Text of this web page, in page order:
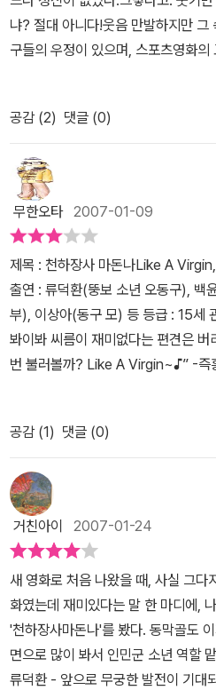
감독!물론 시나리오 작가로서는 상당
출 입봉작인데 (서플에 보면 상당히
너무 수줍어하지도 않으면서쎈 데
칠 수 있는 감독들이라는 생각이 든다.
는 일이 있으면 앞뒤 안 가리고 주먹
소를 당하고, 동구는 자신이 모은 돈
마는 폭력을 쓰는 아버지를 피해 집
고, 동생은 점점 아버지의 성격을 닮
워가며 꿈을 접지 않는 동구. 그런 동
은근슬쩍 이름부터 재능있다는 동구
식). 그리고 씨름부 선배들... 동구의
대로 코믹한 부분을 담당하지만 은연
있게 해 준다.잿밥에 더 관심 있었던
하게 되는 것, 늘 라이벌에게 지기만
벌을 꺾어가는 과정, 아들을 인정할
버지에게 당신과 아들의 차이를 말
아들의 '다름'을 인정하고 '존중'해 주
회에서 상당히 금기된 주제를 다루었
처럼 끝이 났지만, 동구가 끝내 여
럽에서 한껏 차려 입고 노래를 하는
격려해 주는 엄마의 모습이 카메라
의 노력이 여전히 진행되고 있고, 엄
음은 확인할 수 있다.충분하진 않더라
행복을 짐작하며 박수를 보낼 수 있
나.'영화 천하장사 마돈나 보았니? 안
석같은 영화거든.'그 말에 나도
냐? 절대 아니다!웃음 만발하지만 그
구들의 우정이 있으며, 스포츠영화의
잘 만든 영화 한 편이 이제 곧 개봉
나>라는 범상치 않은 제목처럼 이 영
영화의 주인공 동구는 평범한 외모
은 바로 여자가 되는 것!그 꿈을 위
씨름을 하게 된다.마돈나가 되기 위
여자가 되고 싶은 소년이, 여자가 되
의 하나인 씨름을 하게 된다는 이 아
시켜가는 내내 관객들에게 웃음을 안
지언정 그의 꿈을 비웃을 수는 없다.
재료를 요리하는 감독의 솜씨는 훌
을 줄 수도 있는 소재이지만 영화는
한다.꿈을 가진 자가 아름답다는 것.
을까.자신의 꿈을 이루기 위해 노력
의 모습은, 꿈을 잃고 자신을 미워하
중요한 건.. 자기자신이 행복한 거야'
머니의 말이 가슴에 박혔다.우리는 어
랑하며 그 꿈에 다가가고 있는가?정
고 아낄줄 아는 사람이 아닐까 하는
재와 이야기로 안전하게 감독으로
재로 관객을 설득시킬 수 있는 이야
감독님의 기특한(^ ^;) 바람은 이루
이 영화를 올해의 발견으로 꼽기에
화, 너무너무 깜찍하게 웃긴다!얼마
공감 (2) 댓글 (0)
무한오타2007-01-09
제목 : 천하장사 마돈나Like A
출연 : 류덕환(뚱보 소년 오동구), 백
부), 이상아(동구 모) 등 등급 : 15세
봐이봐 씨름이 재미없다는 편견은
번 불러볼까? Like A Virgin~♪” -
조의 시간을 이용해 정말 즐거운 시
은 안면도 행으로 취소했었던 한편의
고 싶다고 해서 보게 된 것이었는데
안하고 재미있게 즐겨볼 수 있었습
는 통통한 소년의 이야기를 조금 소
을 흥얼흥얼 거리며 화장을 하고 있
작의 문을 열게 됩니다. 그렇게 시간
제법 많이 큰 듯한 소년이 열심히 하
니다. 소년은 사실 자신의 소망을 이
이지요. 하지만 그렇게 푼돈 마냥 조
움으로 인한 합의금으로 다 써버리게
대한 좌절을 경험하게 됩니다. 그러
공감 (1) 댓글 (0)
거친아이 2007-01-24
새 영화로 처음 나왔을 때, 사실 그다
화였는데 재미있다는 말 한 마디에,
'천하장사마돈나'를 봤다. 동막골도
면으로 많이 봐서 인민군 소년 역할
류덕환 - 앞으로 무궁한 발전이 기대